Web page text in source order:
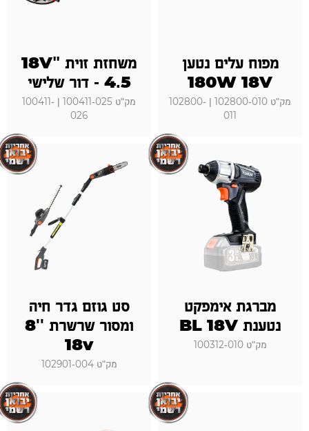
מפוח עלים נטען
180W 18V
מק"ט 102800-010 | 102800-
011
משחזת זוית "18V
4.5 - דור שלישי
מק"ט 100411-025 | 100411-
026
מברגת אימפקט
נטענת BL 18V
מק"ט 100312-010
סט גוזם גדר חיה
ומסור שרשרת ''8
18v
מק"ט 102901-004